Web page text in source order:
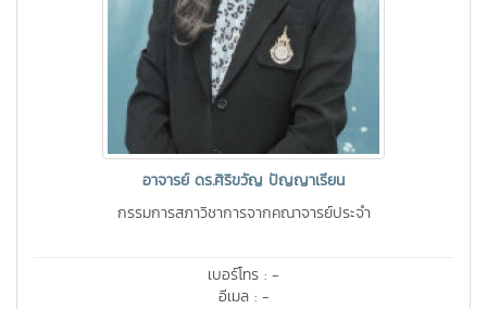
อาจารย์ ดร.ศิริขวัญ ปัญญาเรียน
กรรมการสภาวิชาการจากคณาจารย์ประจำ
เบอร์โทร : -
อีเมล : -